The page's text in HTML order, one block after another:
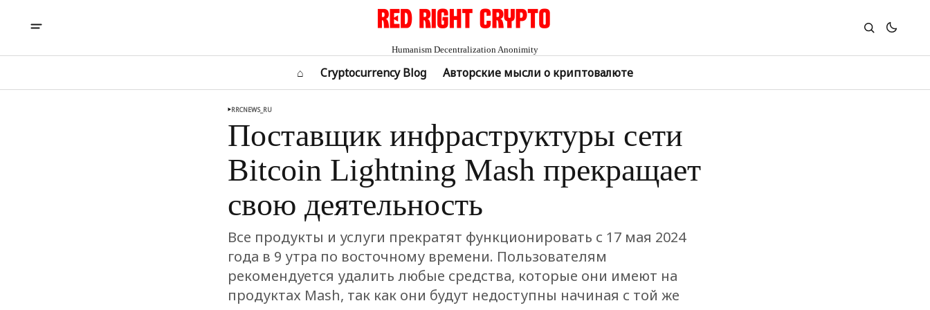
Humanism Decentralization Anonimity
⌂ Cryptocurrency Blog Авторские мысли о криптовалюте
RRCNEWS_RU
Поставщик инфраструктуры сети
Bitcoin Lightning Mash прекращает
свою деятельность
Все продукты и услуги прекратят функционировать с 17 мая 2024
года в 9 утра по восточному времени. Пользователям
рекомендуется удалить любые средства, которые они имеют на
продуктах Mash, так как они будут недоступны начиная с той же